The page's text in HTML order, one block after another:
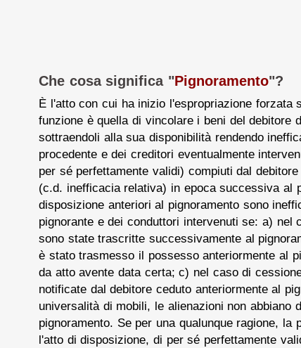
Che cosa significa "Pignoramento"?
È l'atto con cui ha inizio l'espropriazione forzata
funzione è quella di vincolare i beni del debitore
sottraendoli alla sua disponibilità rendendo
procedente e dei creditori eventualmente
per sé perfettamente validi) compiuti dal
(c.d. inefficacia relativa) in epoca successiva al
disposizione anteriori al pignoramento sono
pignorante e dei conduttori intervenuti se: a) nel
sono state trascritte successivamente al
è stato trasmesso il possesso anteriormente al
da atto avente data certa; c) nel caso di
notificate dal debitore ceduto anteriormente al
universalità di mobili, le alienazioni non abbiano
pignoramento. Se per una qualunque ragione, la
l'atto di disposizione, di per sé perfettamente